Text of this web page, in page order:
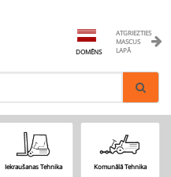
ATGRIEZTIES
MASCUS
LAPĀ
DOMĒNS
Iekraušanas Tehnika Komunālā Tehnika